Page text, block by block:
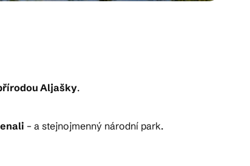
Aljašky.
– a stejnojmenný národní park.